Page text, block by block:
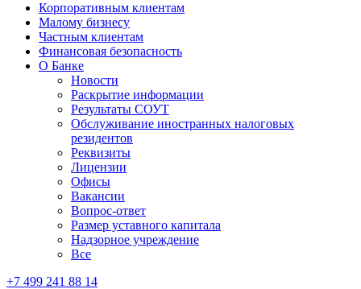
Корпоративным клиентам
Малому бизнесу
Частным клиентам
Финансовая безопасность
О Банке
Новости
Раскрытие информации
Результаты СОУТ
Обслуживание иностранных налоговых
резидентов
Реквизиты
Лицензии
Офисы
Вакансии
Вопрос-ответ
Размер уставного капитала
Надзорное учреждение
Все
+7 499 241 88 14